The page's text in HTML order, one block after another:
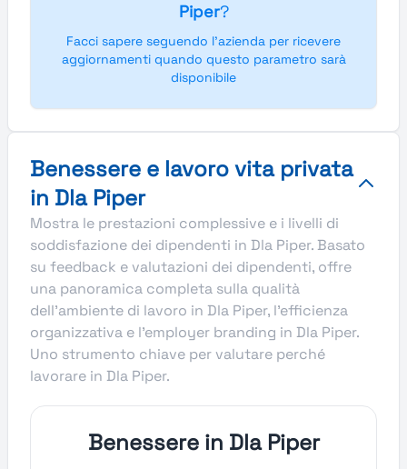
Piper?
Facci sapere seguendo l'azienda per ricevere
aggiornamenti quando questo parametro sarà
disponibile
Benessere e lavoro vita privata
in Dla Piper
Mostra le prestazioni complessive e i livelli di
soddisfazione dei dipendenti in Dla Piper. Basato
su feedback e valutazioni dei dipendenti, offre
una panoramica completa sulla qualità
dell’ambiente di lavoro in Dla Piper, l’efficienza
organizzativa e l’employer branding in Dla Piper.
Uno strumento chiave per valutare perché
lavorare in Dla Piper.
Benessere in Dla Piper